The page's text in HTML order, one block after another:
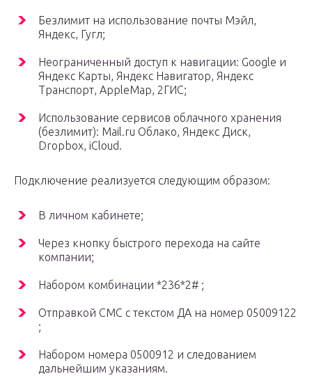
Безлимит на использование почты Мэйл,
Яндекс, Гугл;
Неограниченный доступ к навигации: Google и
Яндекс Карты, Яндекс Навигатор, Яндекс
Транспорт, AppleMap, 2ГИС;
Использование сервисов облачного хранения
(безлимит): Mail.ru Облако, Яндекс Диск,
Dropbox, iCloud.
Подключение реализуется следующим образом:
В личном кабинете;
Через кнопку быстрого перехода на сайте
компании;
Набором комбинации *236*2# ;
Отправкой СМС с текстом ДА на номер 05009122
;
Набором номера 0500912 и следованием
дальнейшим указаниям.